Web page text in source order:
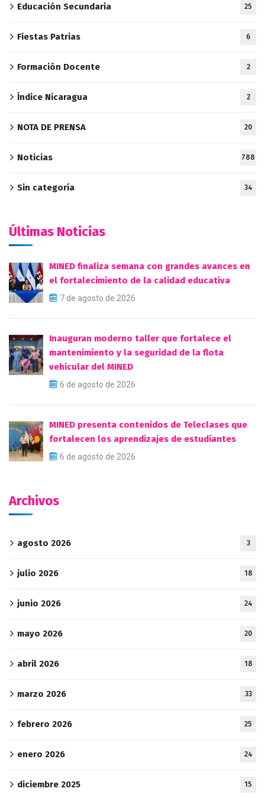
Educación Secundaria 25
Fiestas Patrias 6
Formación Docente 2
Índice Nicaragua 2
NOTA DE PRENSA 20
Noticias 788
Sin categoría 34
Últimas Noticias
MINED finaliza semana con grandes avances en
el fortalecimiento de la calidad educativa
7 de agosto de 2026
Inauguran moderno taller que fortalece el
mantenimiento y la seguridad de la flota
vehicular del MINED
6 de agosto de 2026
MINED presenta contenidos de Teleclases que
fortalecen los aprendizajes de estudiantes
6 de agosto de 2026
Archivos
agosto 2026 3
julio 2026 18
junio 2026 24
mayo 2026 20
abril 2026 18
marzo 2026 33
febrero 2026 25
enero 2026 24
diciembre 2025 15